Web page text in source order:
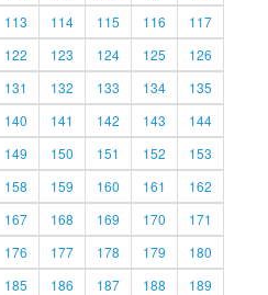
113 114 115 116
117
122 123 124 125
126
131 132 133 134
135
140 141 142 143
144
149 150 151 152
153
158 159 160 161
162
167 168 169 170
171
176 177 178 179
180
185 186 187 188
189